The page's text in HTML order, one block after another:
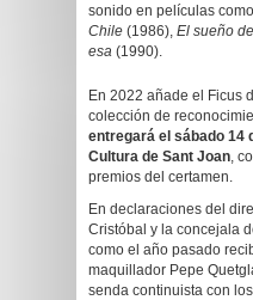
sonido en películas
Chile (1986), El sueño
esa (1990).
En 2022 añade el Ficus
colección de
entregará el sábado 14
Cultura de Sant Joan,
premios del certamen.
En declaraciones del
Cristóbal y la concejala
como el año pasado
maquillador Pepe
senda continuista con